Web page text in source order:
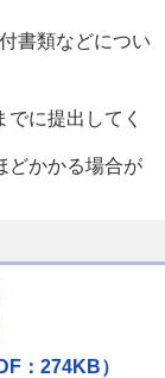
書類などについ
に提出してく
どかかる場合が
：274KB）